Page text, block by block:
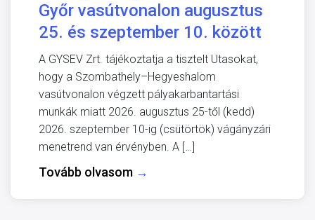
Győr vasútvonalon augusztus
25. és szeptember 10. között
A GYSEV Zrt. tájékoztatja a tisztelt Utasokat,
hogy a Szombathely–Hegyeshalom
vasútvonalon végzett pályakarbantartási
munkák miatt 2026. augusztus 25-től (kedd)
2026. szeptember 10-ig (csütörtök) vágányzári
menetrend van érvényben. A […]
Tovább olvasom →